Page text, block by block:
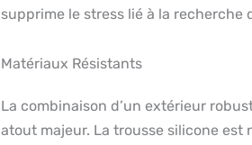
supprime le stress lié à la recherche
Matériaux Résistants
La combinaison d’un extérieur
atout majeur. La trousse silicone est